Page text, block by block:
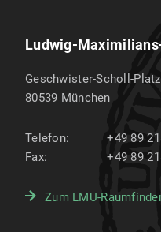
Ludwig-
Geschwister-Scholl-
80539 München
Telefon:
+49 89
Fax:
+49 89
Zum LMU-